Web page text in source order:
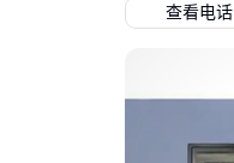
查看电话